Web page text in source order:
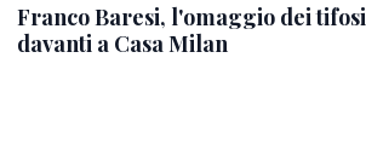
Franco Baresi, l'omaggio dei tifosi
davanti a Casa Milan